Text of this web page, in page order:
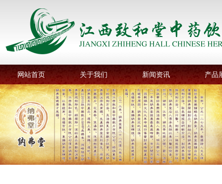
网站首页 关于我们 新闻资讯 产品